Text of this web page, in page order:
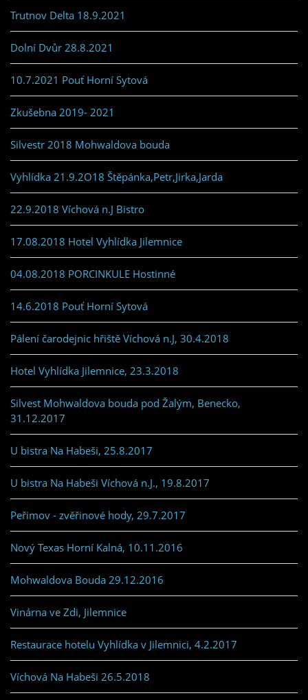
Trutnov Delta 18.9.2021
Dolní Dvůr 28.8.2021
10.7.2021 Pouť Horní Sytová
Zkušebna 2019- 2021
Silvestr 2018 Mohwaldova bouda
Vyhlídka 21.9.2O18 Štěpánka,Petr,Jirka,Jarda
22.9.2018 Víchová n.J Bistro
17.08.2018 Hotel Vyhlídka Jilemnice
04.08.2018 PORCINKULE Hostinné
14.6.2018 Pouť Horní Sytová
Pálení čarodejnic hřiště Víchová n.J, 30.4.2018
Hotel Vyhlídka Jilemnice, 23.3.2018
Silvest Mohwaldova bouda pod Žalým, Benecko,
31.12.2017
U bistra Na Habeši, 25.8.2017
U bistra Na Habeši Víchová n.J., 19.8.2017
Peřimov - zvěřinové hody, 29.7.2017
Nový Texas Horní Kalná, 10.11.2016
Mohwaldova Bouda 29.12.2016
Vinárna ve Zdi, Jilemnice
Restaurace hotelu Vyhlídka v Jilemnici, 4.2.2017
Víchová Na Habeši 26.5.2018